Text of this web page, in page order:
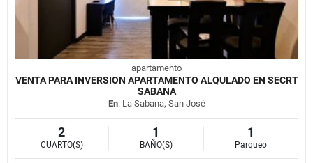
apartamento
VENTA PARA INVERSION APARTAMENTO ALQULADO EN SECRT
SABANA
En: La Sabana, San José
2
CUARTO(S)
1
BAÑO(S)
1
Parqueo